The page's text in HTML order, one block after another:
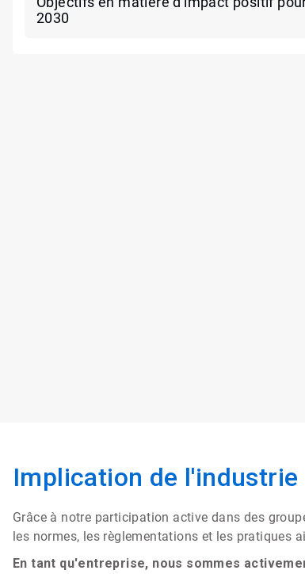
2030
Implication de l'industrie
Grâce à notre participation active dans des
les normes, les règlementations et les pratiques
En tant qu'entreprise, nous sommes